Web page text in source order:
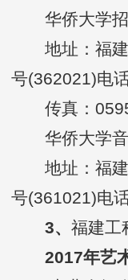
华侨大学招
地址：福建
号(362021)电
传真：
华侨大学音
地址：福建
号(361021)电
3、 福建工
2017年艺